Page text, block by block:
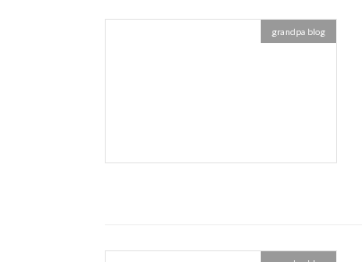
grandpa blog